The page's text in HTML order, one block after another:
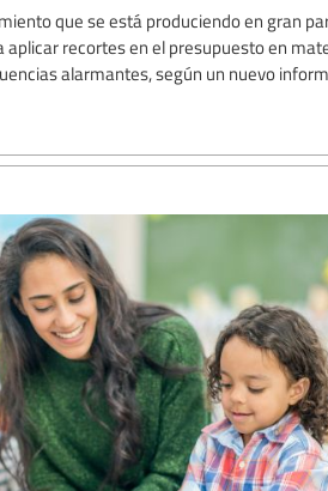
que se está produciendo en gran
aplicar recortes en el presupuesto en
alarmantes, según un nuevo